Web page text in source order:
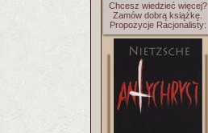
Chcesz wiedzieć więcej?
Zamów dobrą książkę.
Propozycje Racjonalisty: